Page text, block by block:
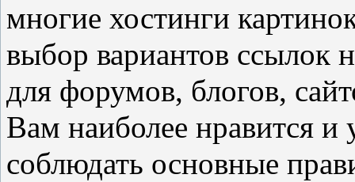
многие хостинги
выбор вариантов ссылок
для форумов, блогов,
Вам наиболее нравится и
соблюдать основные